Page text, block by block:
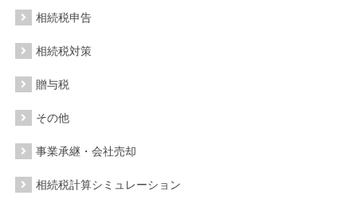
相続税申告
相続税対策
贈与税
その他
事業承継・会社売却
相続税計算シミュレーション